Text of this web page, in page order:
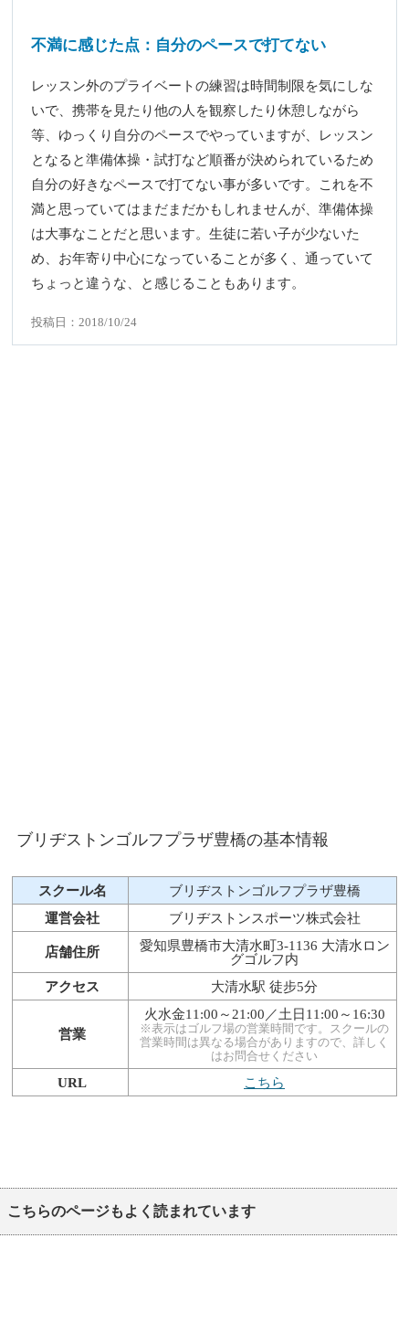
不満に感じた点：自分のペースで打てない
レッスン外のプライベートの練習は時間制限を気にしな
いで、携帯を見たり他の人を観察したり休憩しながら
等、ゆっくり自分のペースでやっていますが、レッスン
となると準備体操・試打など順番が決められているため
自分の好きなペースで打てない事が多いです。これを不
満と思っていてはまだまだかもしれませんが、準備体操
は大事なことだと思います。生徒に若い子が少ないた
め、お年寄り中心になっていることが多く、通っていて
ちょっと違うな、と感じることもあります。
投稿日：2018/10/24
ブリヂストンゴルフプラザ豊橋の基本情報
スクール名
ブリヂストンゴルフプラザ豊橋
運営会社
ブリヂストンスポーツ株式会社
店舗住所
愛知県豊橋市大清水町3-1136 大清水ロン
グゴルフ内
アクセス
大清水駅 徒步5分
営業
火水金11:00～21:00／土日11:00～16:30
※表示はゴルフ場の営業時間です。スクールの
営業時間は異なる場合がありますので、詳しく
はお問合せください
URL こちら
こちらのページもよく読まれています